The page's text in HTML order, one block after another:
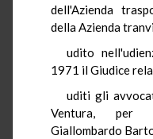
dell'Azienda
della Azienda
udito
1971 il Giudice
uditi gli
Ventura, per
Giallombardo